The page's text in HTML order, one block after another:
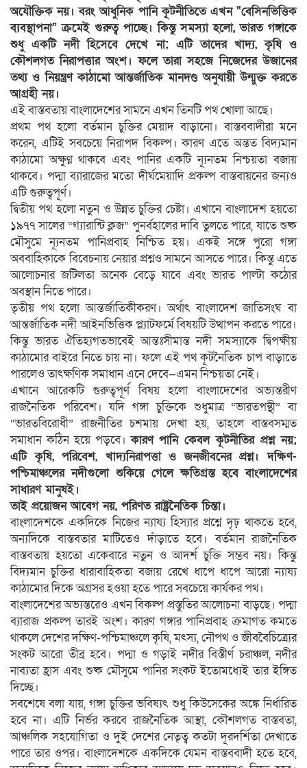
অযৌক্তিক নয়। বরং আধুনিক পানি কূটনীতিতে এখন “বেসিনভিত্তিক
ব্যবস্থাপনা” ক্রমেই গুরুত্ব পাচ্ছে। কিন্তু সমস্যা হলো, ভারত গঙ্গাকে
শুধু একটি নদী হিসেবে দেখে না; এটি তাদের খাদ্য, কৃষি ও
কৌশলগত নিরাপত্তার অংশ। ফলে তারা সহজে নিজেদের উজানের
তথ্য ও নিয়ন্ত্রণ কাঠামো আন্তর্জাতিক মানদণ্ড অনুযায়ী উন্মুক্ত করতে
আগ্রহী নয়।
এই বাস্তবতায় বাংলাদেশের সামনে এখন তিনটি পথ খোলা আছে।
প্রথম পথ হলো বর্তমান চুক্তির মেয়াদ বাড়ানো। বাস্তববাদীরা মনে
করেন, এটিই সবচেয়ে নিরাপদ বিকল্প। কারণ এতে অন্তত বিদ্যমান
কাঠামো অক্ষুণ্ণ থাকবে এবং পানির একটি ন্যূনতম নিশ্চয়তা বজায়
থাকবে। পদ্মা ব্যারাজের মতো দীর্ঘমেয়াদি প্রকল্প বাস্তবায়নের জন্যও
এটি গুরুত্বপূর্ণ।
দ্বিতীয় পথ হলো নতুন ও উন্নত চুক্তির চেষ্টা। এখানে বাংলাদেশ হয়তো
১৯৭৭ সালের “গ্যারান্টি ক্লজ” পুনর্বহালের দাবি তুলতে পারে, যাতে শুষ্ক
মৌসুমে ন্যূনতম পানিপ্রবাহ নিশ্চিত হয়। একই সঙ্গে পুরো গঙ্গা
অববাহিকাকে বিবেচনায় নেয়ার প্রশ্নও সামনে আসতে পারে। কিন্তু এতে
আলোচনার জটিলতা অনেক বেড়ে যাবে এবং ভারত পাল্টা কঠোর
অবস্থান নিতে পারে।
তৃতীয় পথ হলো আন্তর্জাতিকীকরণ। অর্থাৎ বাংলাদেশ জাতিসংঘ বা
আন্তর্জাতিক নদী আইনভিত্তিক প্ল্যাটফর্মে বিষয়টি উত্থাপন করতে পারে।
কিন্তু ভারত ঐতিহ্যগতভাবেই আন্তঃসীমান্ত নদী সমস্যাকে দ্বিপক্ষীয়
কাঠামোর বাইরে নিতে চায় না। ফলে এই পথ কূটনৈতিক চাপ বাড়াতে
পারলেও তাৎক্ষণিক সমাধান এনে দেবে—এমন নিশ্চয়তা নেই।
এখানে আরেকটি গুরুত্বপূর্ণ বিষয় হলো বাংলাদেশের অভ্যন্তরীণ
রাজনৈতিক পরিবেশ। যদি গঙ্গা চুক্তিকে শুধুমাত্র “ভারতপন্থী” বা
“ভারতবিরোধী” রাজনীতির চশমায় দেখা হয়, তাহলে বাস্তবসম্মত
সমাধান কঠিন হয়ে পড়বে।কারণ পানি কেবল কূটনীতির প্রশ্ন নয়;
এটি কৃষি, পরিবেশ, খাদ্যনিরাপত্তা ও জনজীবনের প্রশ্ন। দক্ষিণ-
পশ্চিমাঞ্চলের নদীগুলো শুকিয়ে গেলে ক্ষতিগ্রস্ত হবে বাংলাদেশের
সাধারণ মানুষই।
তাই প্রয়োজন আবেগ নয়, পরিণত রাষ্ট্রনৈতিক চিন্তা।
বাংলাদেশকে একদিকে নিজের ন্যায্য হিস্যার প্রশ্নে দৃঢ় থাকতে হবে,
অন্যদিকে বাস্তবতার মাটিতেও দাঁড়াতে হবে। বর্তমান রাজনৈতিক
বাস্তবতায় হয়তো একেবারে নতুন ও আদর্শ চুক্তি সম্ভব নয়। কিন্তু
বিদ্যমান চুক্তির ধারাবাহিকতা বজায় রেখে ধাপে ধাপে আরো ন্যায্য
কাঠামোর দিকে অগ্রসর হওয়া হতে পারে সবচেয়ে কার্যকর পথ।
বাংলাদেশের অভ্যন্তরেও এখন বিকল্প প্রস্তুতির আলোচনা বাড়ছে। পদ্মা
ব্যারাজ প্রকল্প তারই অংশ। কারণ গঙ্গার পানিপ্রবাহ ক্রমাগত কমতে
থাকলে দেশের দক্ষিণ-পশ্চিমাঞ্চলে কৃষি, মৎস্য, নৌপথ ও জীববৈচিত্র্যের
সংকট আরো তীব্র হবে। পদ্মা ও গড়াই নদীর বিস্তীর্ণ চরাঞ্চল, নদীর
নাব্যতা হ্রাস এবং শুষ্ক মৌসুমে পানির সংকট ইতোমধ্যেই তার ইঙ্গিত
দিচ্ছে।
সবশেষে বলা যায়, গঙ্গা চুক্তির ভবিষ্যৎ শুধু কিউসেকের অঙ্কে নির্ধারিত
হবে না। এটি নির্ভর করবে রাজনৈতিক আস্থা, কৌশলগত বাস্তবতা,
আঞ্চলিক সহযোগিতা ও দুই দেশের নেতৃত্ব কতটা দূরদর্শিতা দেখাতে
পারে তার ওপর। বাংলাদেশকে একদিকে যেমন বাস্তববাদী হতে হবে,